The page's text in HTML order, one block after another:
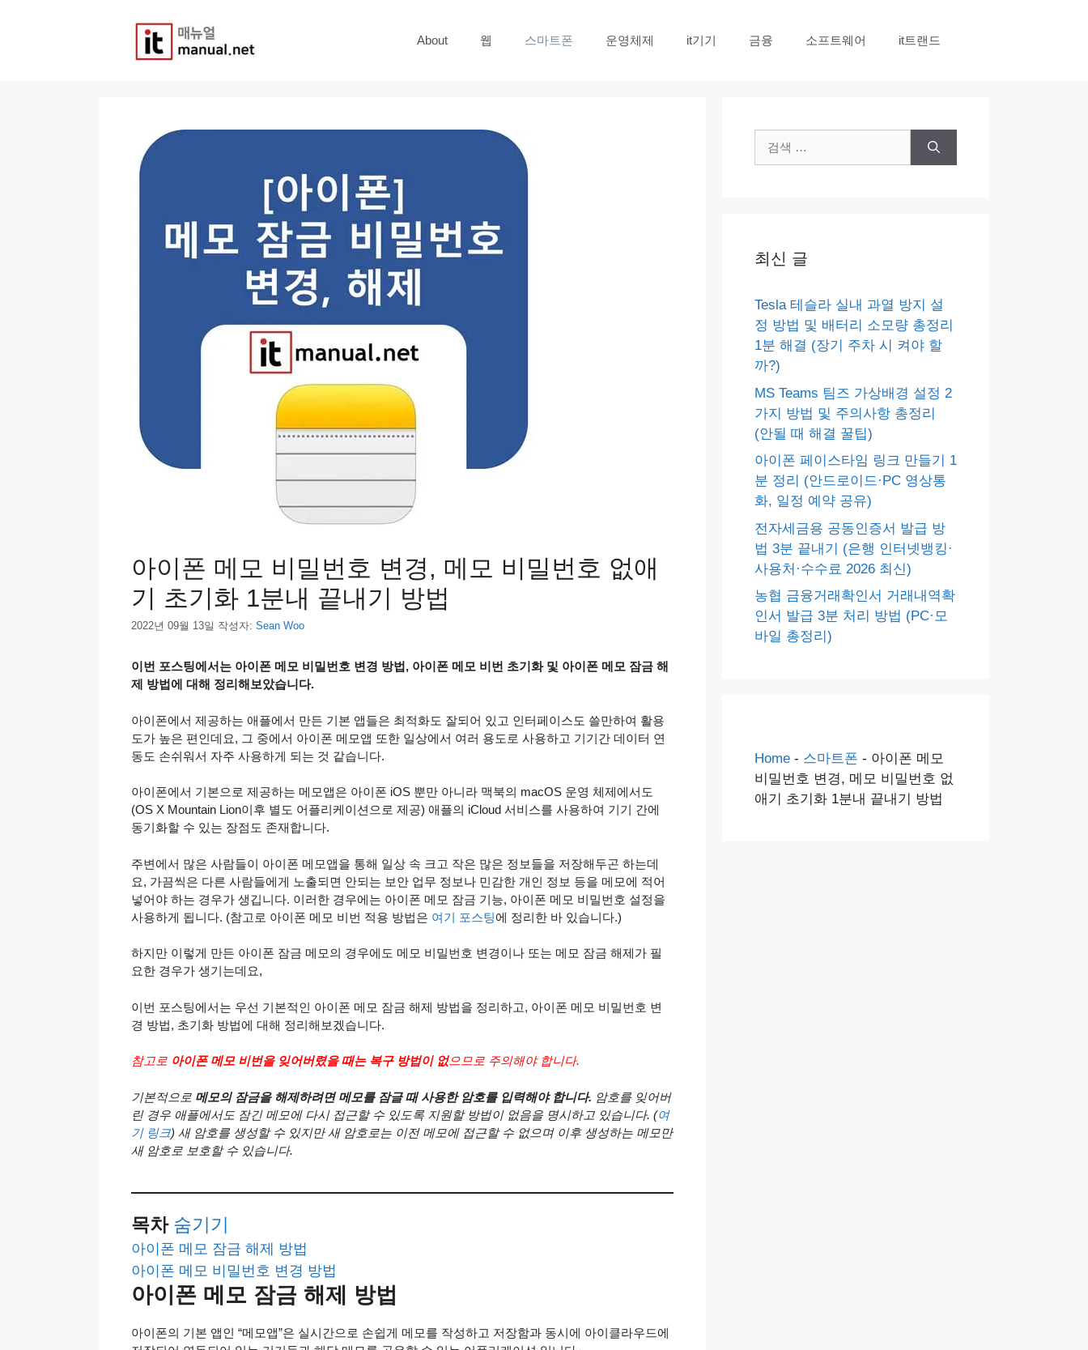
About 웹 스마트폰 운영체제 it기기 금융 소프트웨어 it트랜드
아이폰 메모 비밀번호 변경, 메모 비밀번호 없애
기 초기화 1분내 끝내기 방법
2022년 09월 13일 작성자: Sean Woo
이번 포스팅에서는 아이폰 메모 비밀번호 변경 방법, 아이폰 메모 비번 초기화 및 아이폰 메모 잠금 해
제 방법에 대해 정리해보았습니다.
아이폰에서 제공하는 애플에서 만든 기본 앱들은 최적화도 잘되어 있고 인터페이스도 쓸만하여 활용
도가 높은 편인데요, 그 중에서 아이폰 메모앱 또한 일상에서 여러 용도로 사용하고 기기간 데이터 연
동도 손쉬워서 자주 사용하게 되는 것 같습니다.
아이폰에서 기본으로 제공하는 메모앱은 아이폰 iOS 뿐만 아니라 맥북의 macOS 운영 체제에서도
(OS X Mountain Lion이후 별도 어플리케이션으로 제공) 애플의 iCloud 서비스를 사용하여 기기 간에
동기화할 수 있는 장점도 존재합니다.
주변에서 많은 사람들이 아이폰 메모앱을 통해 일상 속 크고 작은 많은 정보들을 저장해두곤 하는데
요, 가끔씩은 다른 사람들에게 노출되면 안되는 보안 업무 정보나 민감한 개인 정보 등을 메모에 적어
넣어야 하는 경우가 생깁니다. 이러한 경우에는 아이폰 메모 잠금 기능, 아이폰 메모 비밀번호 설정을
사용하게 됩니다. (참고로 아이폰 메모 비번 적용 방법은 여기 포스팅에 정리한 바 있습니다.)
하지만 이렇게 만든 아이폰 잠금 메모의 경우에도 메모 비밀번호 변경이나 또는 메모 잠금 해제가 필
요한 경우가 생기는데요,
이번 포스팅에서는 우선 기본적인 아이폰 메모 잠금 해제 방법을 정리하고, 아이폰 메모 비밀번호 변
경 방법, 초기화 방법에 대해 정리해보겠습니다.
참고로 아이폰 메모 비번을 잊어버렸을 때는 복구 방법이 없으므로 주의해야 합니다.
기본적으로 메모의 잠금을 해제하려면 메모를 잠글 때 사용한 암호를 입력해야 합니다. 암호를 잊어버
린 경우 애플에서도 잠긴 메모에 다시 접근할 수 있도록 지원할 방법이 없음을 명시하고 있습니다. (여
기 링크) 새 암호를 생성할 수 있지만 새 암호로는 이전 메모에 접근할 수 없으며 이후 생성하는 메모만
새 암호로 보호할 수 있습니다.
목차 숨기기
아이폰 메모 잠금 해제 방법
아이폰 메모 비밀번호 변경 방법
아이폰 메모 잠금 해제 방법
아이폰의 기본 앱인 “메모앱”은 실시간으로 손쉽게 메모를 작성하고 저장함과 동시에 아이클라우드에
색:
최신 글
Tesla 테슬라 실내 과열 방지 설
정 방법 및 배터리 소모량 총정리
1분 해결 (장기 주차 시 켜야 할
까?)
MS Teams 팀즈 가상배경 설정 2
가지 방법 및 주의사항 총정리
(안될 때 해결 꿀팁)
아이폰 페이스타임 링크 만들기 1
분 정리 (안드로이드·PC 영상통
화, 일정 예약 공유)
전자세금용 공동인증서 발급 방
법 3분 끝내기 (은행 인터넷뱅킹·
사용처·수수료 2026 최신)
농협 금융거래확인서 거래내역확
인서 발급 3분 처리 방법 (PC·모
바일 총정리)
Home - 스마트폰 - 아이폰 메모
비밀번호 변경, 메모 비밀번호 없
애기 초기화 1분내 끝내기 방법